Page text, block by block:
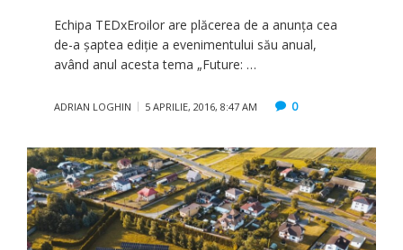
Echipa TEDxEroilor are plăcerea de a anunţa cea
de-a şaptea ediţie a evenimentului său anual,
având anul acesta tema „Future: …
ADRIAN LOGHIN 5 APRILIE, 2016, 8:47 AM 0